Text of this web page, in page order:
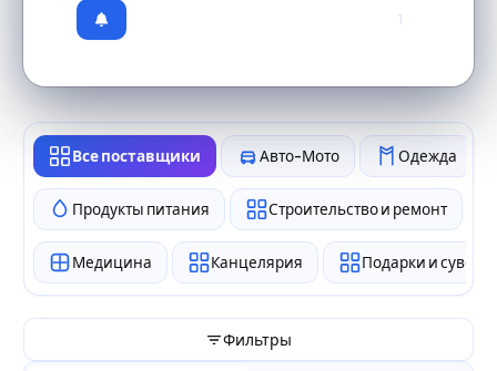
1
Все поставщики Авто-Мото Одежда
Продукты питания Строительство и ремонт
Медицина Канцелярия Подарки и
Фильтры